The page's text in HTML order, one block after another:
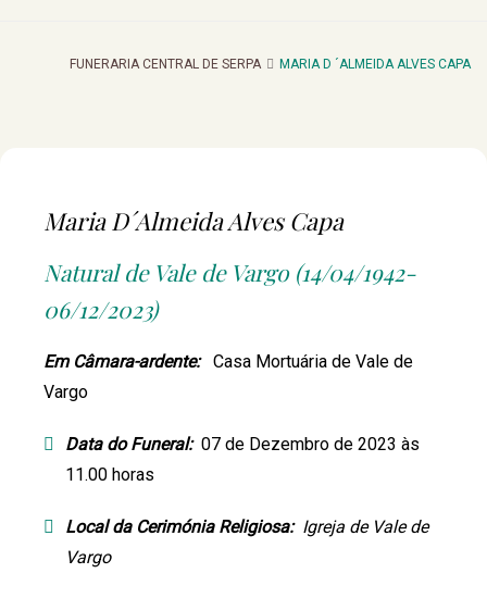
FUNERARIA CENTRAL DE SERPA MARIA D ´ALMEIDA ALVES CAPA
Maria D´Almeida Alves Capa
Natural de Vale de Vargo (14/04/1942-
06/12/2023)
Em Câmara-ardente: Casa Mortuária de Vale de
Vargo
Data do Funeral: 07 de Dezembro de 2023 às
11.00 horas
Local da Cerimónia Religiosa: Igreja de Vale de
Vargo